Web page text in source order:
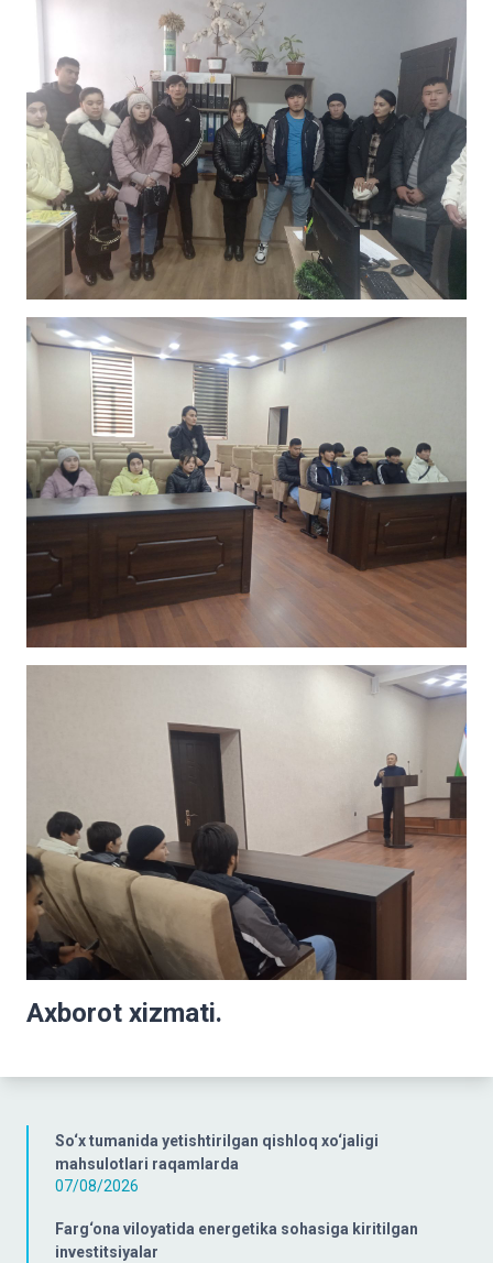
So‘x tumanida yetishtirilgan qishloq xo‘jaligi
mahsulotlari raqamlarda
07/08/2026
Farg‘ona viloyatida energetika sohasiga kiritilgan
investitsiyalar
Axborot xizmati.